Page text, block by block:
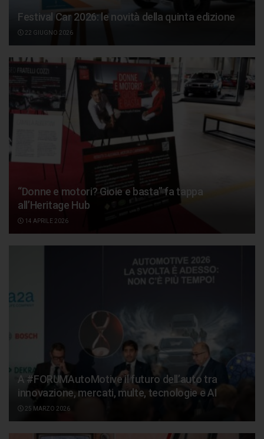
Festival Car 2026: le novità della quinta edizione
22 GIUGNO 2026
“Donne e motori? Gioie e basta” fa tappa
all’Heritage Hub
14 APRILE 2026
A #FORUMAutoMotive il futuro dell’auto tra
innovazione, mercati, multe, tecnologie e AI
25 MARZO 2026